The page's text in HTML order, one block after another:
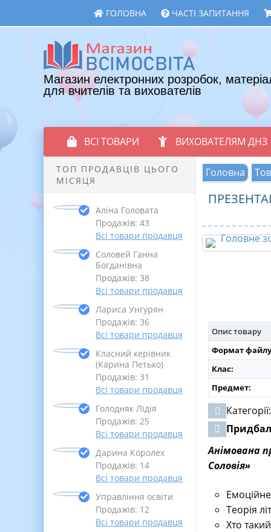
ГОЛОВНА ЧАСТІ ЗАПИТАННЯ
Магазин електронних розробок,
для вчителів та вихователів
ВСІ ТОВАРИ ВИХОВАТЕЛЯМ ДНЗ
ТОП ПРОДАВЦІВ ЦЬОГО
МІСЯЦЯ
Аліна Головата
Продажів: 43
Всі товари продавця
Соловей Ганна
Богданівна
Продажів: 38
Всі товари продавця
Лариса Унгурян
Продажів: 36
Всі товари продавця
Класний керівник
(Карина Петько)
Продажів: 31
Всі товари продавця
Голодняк Лідія
Продажів: 25
Всі товари продавця
Дарина Королех
Продажів: 14
Всі товари продавця
Управління освіти
Продажів: 12
Всі товари продавця
Головна
Опис товару
Формат
Клас:
Предмет:
Категорії:
Анімована
Соловія»
Теорія
Хто